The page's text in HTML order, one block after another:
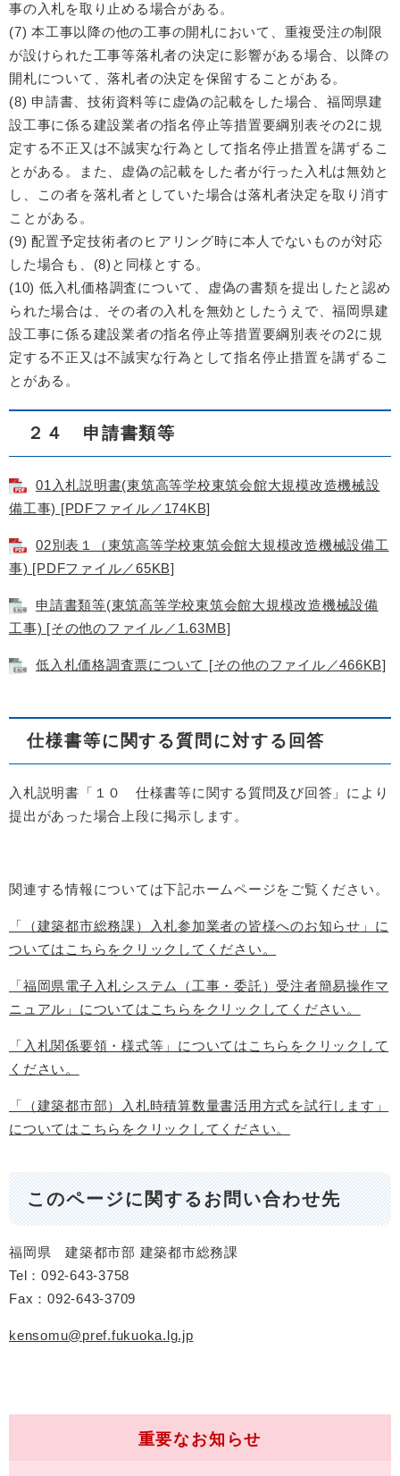
事の入札を取り止める場合がある。
(7) 本工事以降の他の工事の開札において、重複受注の制限
が設けられた工事等落札者の決定に影響がある場合、以降の
開札について、落札者の決定を保留することがある。
(8) 申請書、技術資料等に虚偽の記載をした場合、福岡県建
設工事に係る建設業者の指名停止等措置要綱別表その2に規
定する不正又は不誠実な行為として指名停止措置を講ずるこ
とがある。また、虚偽の記載をした者が行った入札は無効と
し、この者を落札者としていた場合は落札者決定を取り消す
ことがある。
(9) 配置予定技術者のヒアリング時に本人でないものが対応
した場合も、(8)と同様とする。
(10) 低入札価格調査について、虚偽の書類を提出したと認め
られた場合は、その者の入札を無効としたうえで、福岡県建
設工事に係る建設業者の指名停止等措置要綱別表その2に規
定する不正又は不誠実な行為として指名停止措置を講ずるこ
とがある。
２４ 申請書類等
01入札説明書(東筑高等学校東筑会館大規模改造機械設
備工事) [PDFファイル／174KB]
02別表１（東筑高等学校東筑会館大規模改造機械設備工
事) [PDFファイル／65KB]
申請書類等(東筑高等学校東筑会館大規模改造機械設備
工事) [その他のファイル／1.63MB]
低入札価格調査票について [その他のファイル／466KB]
仕様書等に関する質問に対する回答
入札説明書「１０ 仕様書等に関する質問及び回答」により
提出があった場合上段に掲示します。
関連する情報については下記ホームページをご覧ください。
「（建築都市総務課）入札参加業者の皆様へのお知らせ」に
ついてはこちらをクリックしてください。
「福岡県電子入札システム（工事・委託）受注者簡易操作マ
ニュアル」についてはこちらをクリックしてください。
「入札関係要領・様式等」についてはこちらをクリックして
ください。
「（建築都市部）入札時積算数量書活用方式を試行します」
についてはこちらをクリックしてください。
このページに関するお問い合わせ先
福岡県 建築都市部 建築都市総務課
Tel：092-643-3758
Fax：092-643-3709
kensomu@pref.fukuoka.lg.jp
重要なお知らせ